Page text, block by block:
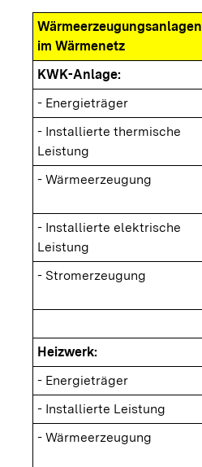
Wärmeerzeugungsanlagen
im Wärmenetz
KWK-Anlage:
- Energieträger
- Installierte thermische
Leistung
- Wärmeerzeugung
- Installierte elektrische
Leistung
- Stromerzeugung
Heizwerk:
- Energieträger
- Installierte Leistung
- Wärmeerzeugung